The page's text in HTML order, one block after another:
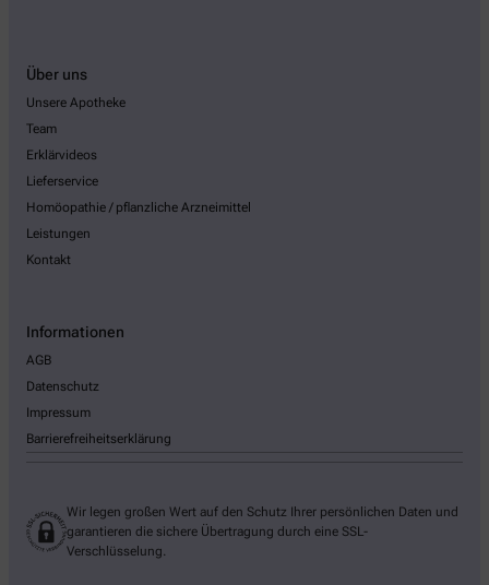
Über uns
Unsere Apotheke
Team
Erklärvideos
Lieferservice
Homöopathie / pflanzliche Arzneimittel
Leistungen
Kontakt
Informationen
AGB
Datenschutz
Impressum
Barrierefreiheitserklärung
Wir legen großen Wert auf den Schutz Ihrer persönlichen Daten und
garantieren die sichere Übertragung durch eine SSL-
Verschlüsselung.